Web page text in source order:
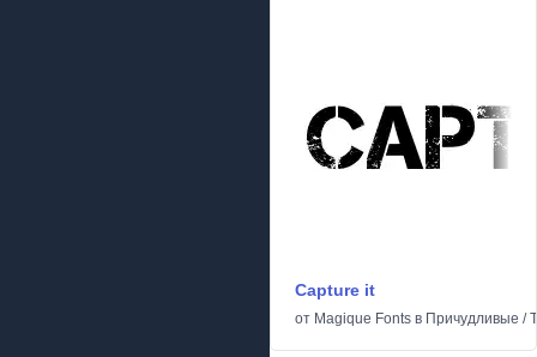
Capture it
от Magique Fonts в Причудливые /